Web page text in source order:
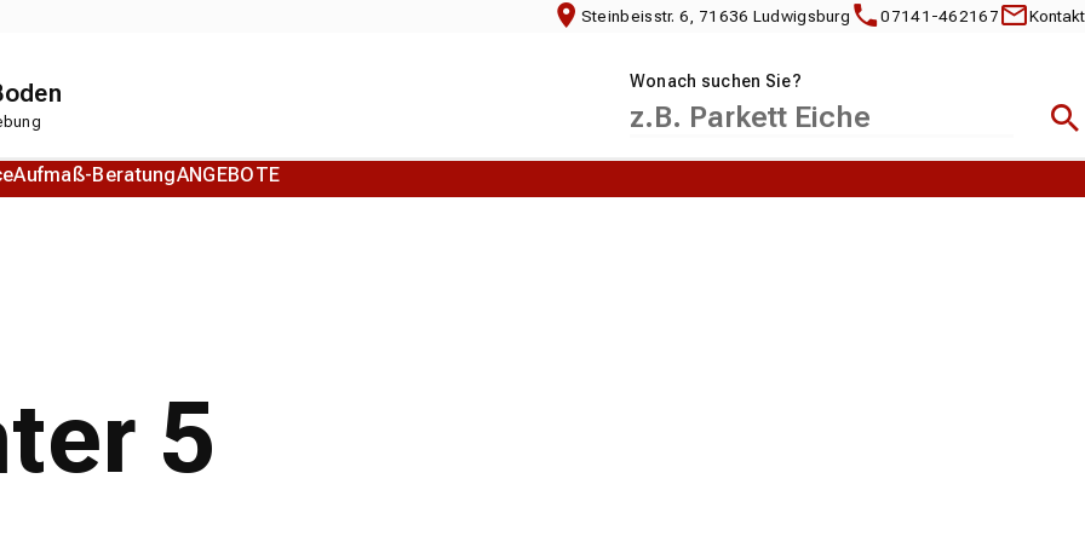
Steinbeisstr. 6, 71636 Ludwigsburg 07141-462167 Kontakt
Wonach suchen Sie?
Aufmaß-BeratungANGEBOTE
5